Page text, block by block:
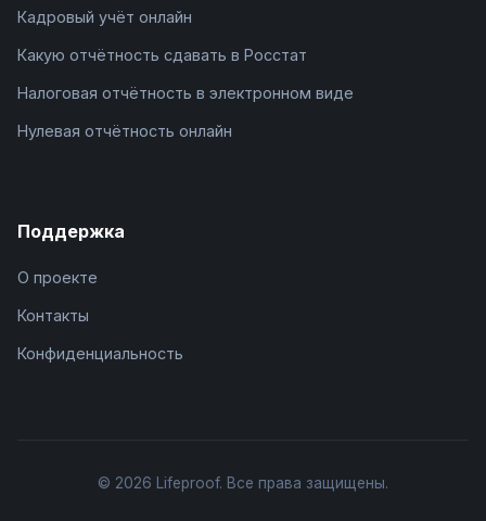
Кадровый учёт онлайн
Какую отчётность сдавать в Росстат
Налоговая отчётность в электронном виде
Нулевая отчётность онлайн
Поддержка
О проекте
Контакты
Конфиденциальность
© 2026 Lifeproof. Все права защищены.